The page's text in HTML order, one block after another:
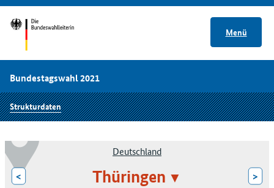
Menü
Bundestagswahl 2021
Strukturdaten
Deutschland
< Thüringen >